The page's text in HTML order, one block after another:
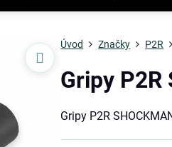
Úvod Značky P2R
Gripy P2R
Gripy P2R